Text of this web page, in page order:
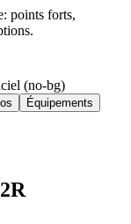
points forts,
Équipements